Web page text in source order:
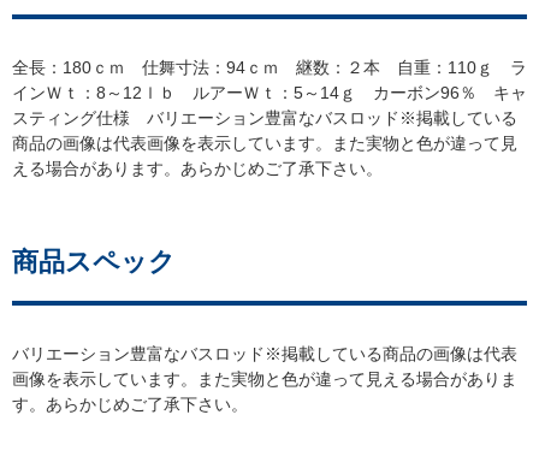
全長：180ｃｍ 仕舞寸法：94ｃｍ 継数：２本 自重：110ｇ ラ
インＷｔ：8～12ｌｂ ルアーＷｔ：5～14ｇ カーボン96％ キャ
スティング仕様 バリエーション豊富なバスロッド※掲載している
商品の画像は代表画像を表示しています。また実物と色が違って見
える場合があります。あらかじめご了承下さい。
商品スペック
バリエーション豊富なバスロッド※掲載している商品の画像は代表
画像を表示しています。また実物と色が違って見える場合がありま
す。あらかじめご了承下さい。